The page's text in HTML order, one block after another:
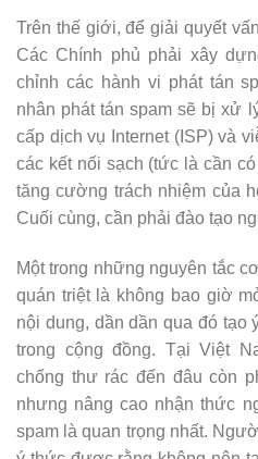
Trên thế giới, để giải quyết
Các Chính phủ phải xây
chỉnh các hành vi phát tán
nhân phát tán spam sẽ bị xử
cấp dịch vụ Internet (ISP) và
các kết nối sạch (tức là cần
tăng cường trách nhiệm của
Cuối cùng, cần phải đào tạo
Một trong những nguyên tắc
quán triệt là không bao giờ
nội dung, dần dần qua đó tạo
trong cộng đồng. Tại Việt
chống thư rác đến đâu còn
nhưng nâng cao nhận thức
spam là quan trọng nhất.